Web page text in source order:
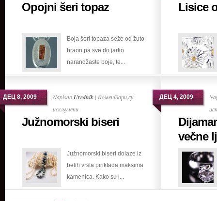
Opojni
Opojni šeri topaz
Boja šeri topaza seže od žuto-
braon pa sve do jarko
narandžaste boje, te...
Lisice
ДЕЦ 8, 2009 Napisao Urednik | Коментари су
искљученина
Južnomorski
Južnomorski biseri
Južnomorski biseri dolaze iz
belih vrsta pinktada maksima
kamenica. Kako su i...
ДЕЦ 4, 2009
večne